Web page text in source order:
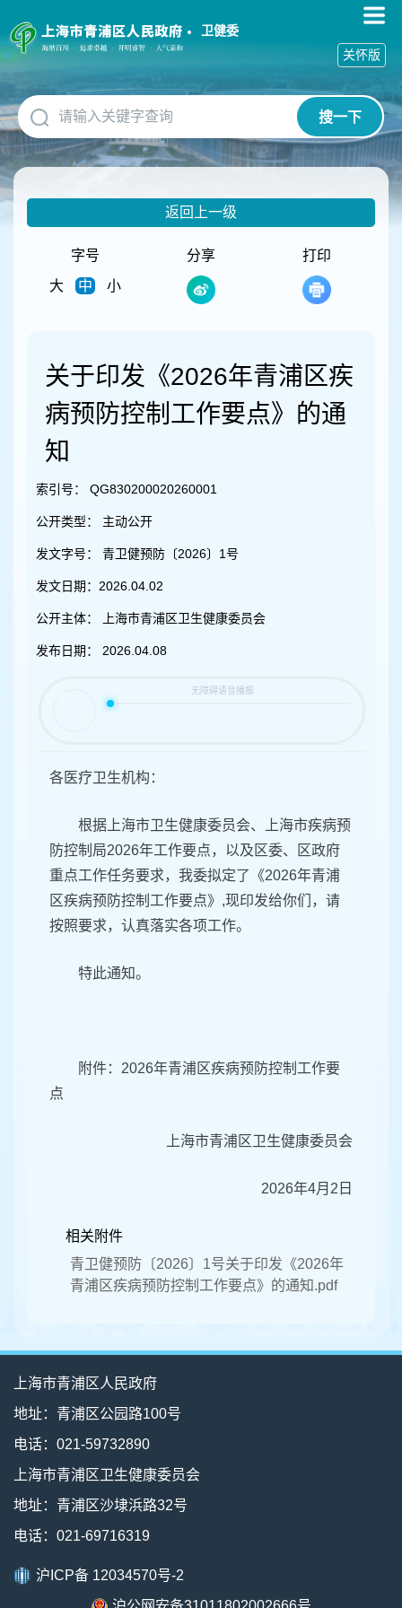
障
碍
作
说
明
跳
到
网
卫健委
搜一下
关怀版
返回上一级
字号
大
中 小
分享 打印
关于印发《2026年青浦区疾
病预防控制工作要点》的通
知
索引号： QG830200020260001
公开类型： 主动公开
发文字号： 青卫健预防〔2026〕1号
发文日期： 2026.04.02
公开主体： 上海市青浦区卫生健康委员会
发布日期： 2026.04.08
各医疗卫生机构：
根据上海市卫生健康委员会、上海市疾病预
防控制局2026年工作要点，以及区委、区政府
重点工作任务要求，我委拟定了《2026年青浦
区疾病预防控制工作要点》,现印发给你们，请
按照要求，认真落实各项工作。
特此通知。
附件：2026年青浦区疾病预防控制工作要
点
上海市青浦区卫生健康委员会
2026年4月2日
相关附件
青卫健预防〔2026〕1号关于印发《2026年
青浦区疾病预防控制工作要点》的通知.pdf
上海市青浦区人民政府
地址：青浦区公园路100号
电话：021-59732890
上海市青浦区卫生健康委员会
地址：青浦区沙埭浜路32号
电话：021-69716319
沪ICP备 12034570号-2